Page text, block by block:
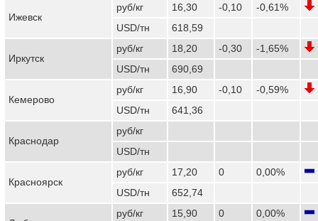
Ижевск
руб/кг 16,30 -0,10
-0,61%
USD/тн
618,59
Иркутск
руб/кг 18,20 -0,30
-1,65%
USD/тн
690,69
Кемерово
руб/кг 16,90 -0,10
-0,59%
USD/тн
641,36
Краснодар
руб/кг
USD/тн
Красноярск
руб/кг 17,20 0
0,00%
USD/тн
652,74
руб/кг 15,90 0
0,00%